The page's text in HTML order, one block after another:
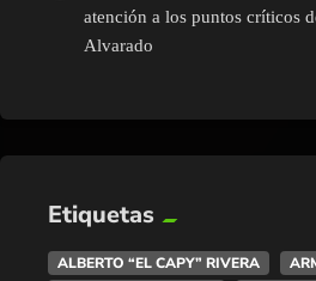
atención a los puntos críticos
Alvarado
Etiquetas
ALBERTO “EL CAPY” RIVERA